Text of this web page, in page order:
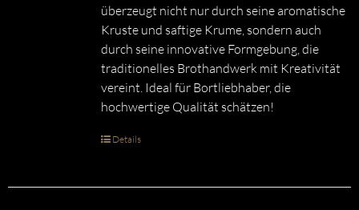
überzeugt nicht nur durch seine aromatische
Kruste und saftige Krume, sondern auch
durch seine innovative Formgebung, die
traditionelles Brothandwerk mit Kreativität
vereint. Ideal für Bortliebhaber, die
hochwertige Qualität schätzen!
Details